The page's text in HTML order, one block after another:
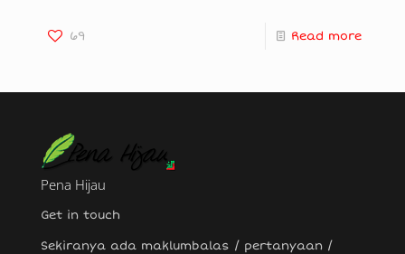
69 Read more
Pena Hijau
Get in touch
Sekiranya ada maklumbalas / pertanyaan /